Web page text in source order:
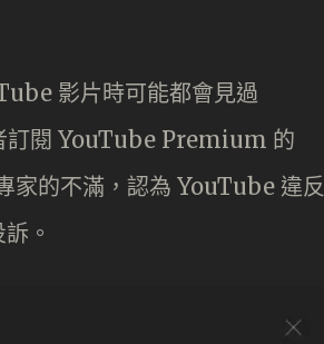
影片時可能都會見過
訂閱 YouTube Premium 的
家的不滿，認為 YouTube 違反
。